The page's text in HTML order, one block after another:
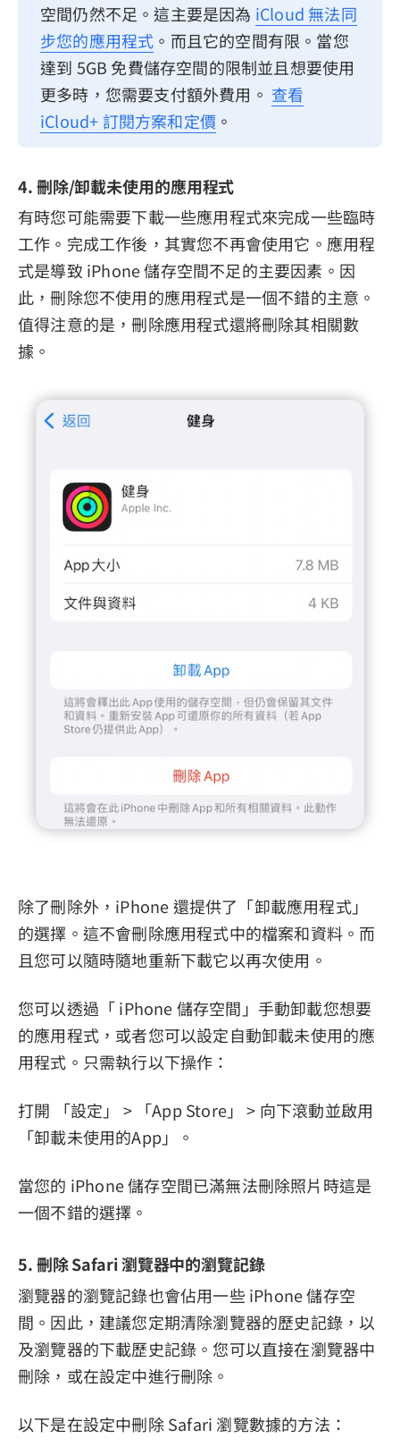
空間仍然不足。這主要是因為 iCloud 無法同
步您的應用程式 。而且它的空間有限。當您
達到 5GB 免費儲存空間的限制並且想要使用
更多時，您需要支付額外費用。 查看
iCloud+ 訂閱方案和定價 。
4. 刪除/卸載未使用的應用程式
有時您可能需要下載一些應用程式來完成一些臨時
工作。完成工作後，其實您不再會使用它。應用程
式是導致 iPhone 儲存空間不足的主要因素。因
此，刪除您不使用的應用程式是一個不錯的主意。
值得注意的是，刪除應用程式還將刪除其相關數
據。
除了刪除外，iPhone 還提供了「卸載應用程式」
的選擇。這不會刪除應用程式中的檔案和資料。而
且您可以隨時隨地重新下載它以再次使用。
您可以透過「 iPhone 儲存空間」手動卸載您想要
的應用程式，或者您可以設定自動卸載未使用的應
用程式。只需執行以下操作：
打開 「設定」 > 「App Store」 > 向下滾動並啟用
「卸載未使用的App」。
當您的 iPhone 儲存空間已滿無法刪除照片時這是
一個不錯的選擇。
5. 刪除 Safari 瀏覽器中的瀏覽記錄
瀏覽器的瀏覽記錄也會佔用一些 iPhone 儲存空
間。因此，建議您定期清除瀏覽器的歷史記錄，以
及瀏覽器的下載歷史記錄。您可以直接在瀏覽器中
刪除，或在設定中進行刪除。
以下是在設定中刪除 Safari 瀏覽數據的方法：